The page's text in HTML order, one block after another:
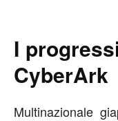
I
CyberArk
Multinazionale